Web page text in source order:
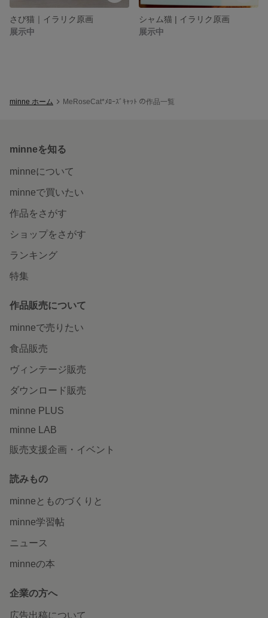
さび猫｜イラリク原画
展示中
シャム猫 | イラリク原画
展示中
minne ホーム MeRoseCat*ﾒﾛｰｽﾞｷｬｯﾄ の作品一覧
minneを知る
minneについて
minneで買いたい
作品をさがす
ショップをさがす
ランキング
特集
作品販売について
minneで売りたい
食品販売
ヴィンテージ販売
ダウンロード販売
minne PLUS
minne LAB
販売支援企画・イベント
読みもの
minneとものづくりと
minne学習帖
ニュース
minneの本
企業の方へ
広告出稿について